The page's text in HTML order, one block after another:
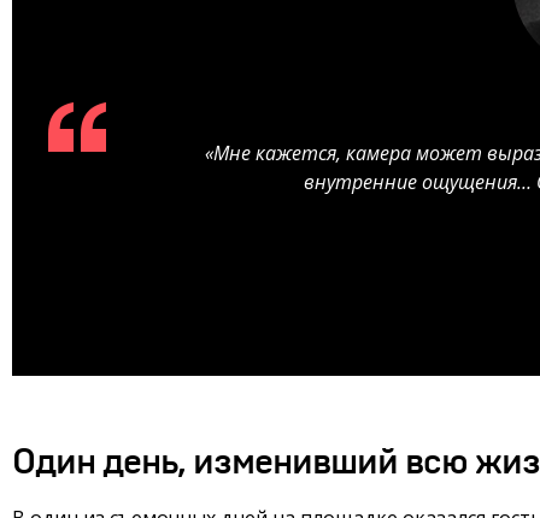
«Мне кажется, камера может
внутренние ощущения…
Один день, изменивший всю